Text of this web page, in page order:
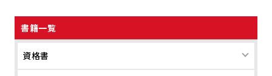
書籍一覧
資格書